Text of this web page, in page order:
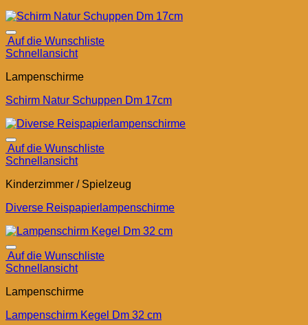
Auf die Wunschliste
Schnellansicht
Lampenschirme
Schirm Natur Schuppen Dm 17cm
Auf die Wunschliste
Schnellansicht
Kinderzimmer / Spielzeug
Diverse Reispapierlampenschirme
Auf die Wunschliste
Schnellansicht
Lampenschirme
Lampenschirm Kegel Dm 32 cm